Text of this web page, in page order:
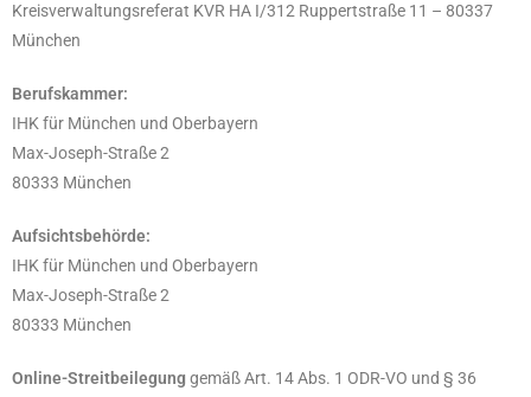
Kreisverwaltungsreferat KVR HA I/312 Ruppertstraße 11 – 80337
München
Berufskammer:
IHK für München und Oberbayern
Max-Joseph-Straße 2
80333 München
Aufsichtsbehörde:
IHK für München und Oberbayern
Max-Joseph-Straße 2
80333 München
Online-Streitbeilegung gemäß Art. 14 Abs. 1 ODR-VO und § 36